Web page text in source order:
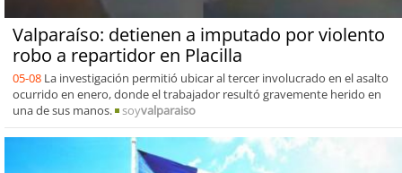
Valparaíso: detienen a imputado por violento
robo a repartidor en Placilla
05-08 La investigación permitió ubicar al tercer involucrado en el asalto
ocurrido en enero, donde el trabajador resultó gravemente herido en
una de sus manos.
soyvalparaiso